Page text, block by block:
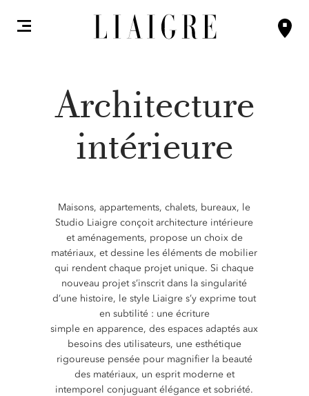
Architecture
intérieure
Maisons, appartements, chalets, bureaux, le
Studio Liaigre conçoit architecture intérieure
et aménagements, propose un choix de
matériaux, et dessine les éléments de mobilier
qui rendent chaque projet unique. Si chaque
nouveau projet s’inscrit dans la singularité
d’une histoire, le style Liaigre s’y exprime tout
en subtilité : une écriture
simple en apparence, des espaces adaptés aux
besoins des utilisateurs, une esthétique
rigoureuse pensée pour magnifier la beauté
des matériaux, un esprit moderne et
intemporel conjuguant élégance et sobriété.